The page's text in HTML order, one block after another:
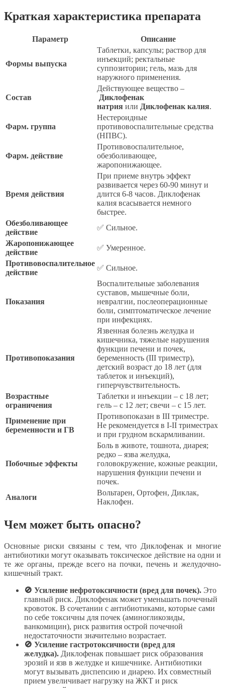
Краткая характеристика препарата
Параметр Описание
Формы выпуска
Таблетки, капсулы; раствор для
инъекций; ректальные
суппозитории; гель, мазь для
наружного применения.
Состав
Действующее вещество –
Диклофенак
натрия или Диклофенак калия.
Фарм. группа
Нестероидные
противовоспалительные средства
(НПВС).
Фарм. действие
Противовоспалительное,
обезболивающее,
жаропонижающее.
Время действия
При приеме внутрь эффект
развивается через 60-90 минут и
длится 6-8 часов. Диклофенак
калия всасывается немного
быстрее.
Обезболивающее
действие
✅ Сильное.
Жаропонижающее
действие
✅ Умеренное.
Противовоспалительное
действие
✅ Сильное.
Показания
Воспалительные заболевания
суставов, мышечные боли,
невралгии, послеоперационные
боли, симптоматическое лечение
при инфекциях.
Противопоказания
Язвенная болезнь желудка и
кишечника, тяжелые нарушения
функции печени и почек,
беременность (III триместр),
детский возраст до 18 лет (для
таблеток и инъекций),
гиперчувствительность.
Возрастные
ограничения
Таблетки и инъекции – с 18 лет;
гель – с 12 лет; свечи – с 15 лет.
Применение при
беременности и ГВ
Противопоказан в III триместре.
Не рекомендуется в I-II триместрах
и при грудном вскармливании.
Побочные эффекты
Боль в животе, тошнота, диарея;
редко – язва желудка,
головокружение, кожные реакции,
нарушения функции печени и
почек.
Аналоги
Вольтарен, Ортофен, Диклак,
Наклофен.
Чем может быть опасно?
Основные риски связаны с тем, что Диклофенак и многие
антибиотики могут оказывать токсическое действие на одни и
те же органы, прежде всего на почки, печень и желудочно-
кишечный тракт.
🚫 Усиление нефротоксичности (вред для почек). Это
главный риск. Диклофенак может уменьшать почечный
кровоток. В сочетании с антибиотиками, которые сами
по себе токсичны для почек (аминогликозиды,
ванкомицин), риск развития острой почечной
недостаточности значительно возрастает.
🚫 Усиление гастротоксичности (вред для
желудка). Диклофенак повышает риск образования
эрозий и язв в желудке и кишечнике. Антибиотики
могут вызывать диспепсию и диарею. Их совместный
прием увеличивает нагрузку на ЖКТ и риск